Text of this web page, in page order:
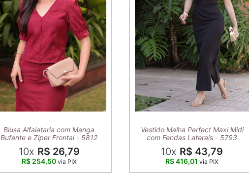
Blusa Alfaiataria com Manga
Bufante e Zíper Frontal - 5812
10x R$ 26,79
R$ 254,50 via PIX
Vestido Malha Perfect Maxi Midi
com Fendas Laterais - 5793
10x R$ 43,79
R$ 416,01via PIX